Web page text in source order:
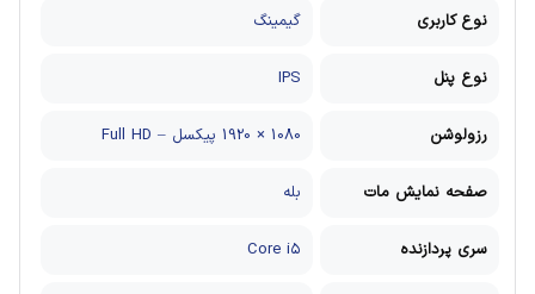
نوع کاربری گیمینگ
نوع پنل IPS
رزولوشن 1080 × 1920 پیکسل – Full HD
صفحه نمایش مات بله
سری پردازنده Core i۵